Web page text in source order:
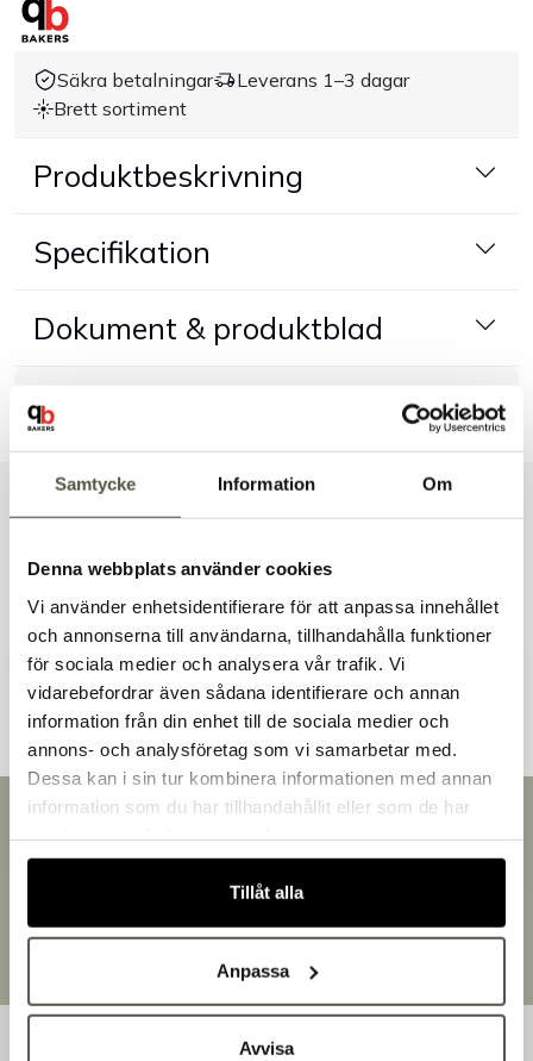
Samtycke Information Om
Denna webbplats använder cookies
Vi använder enhetsidentifierare för att anpassa innehållet
och annonserna till användarna, tillhandahålla funktioner
för sociala medier och analysera vår trafik. Vi
vidarebefordrar även sådana identifierare och annan
information från din enhet till de sociala medier och
annons- och analysföretag som vi samarbetar med.
Dessa kan i sin tur kombinera informationen med annan
information som du har tillhandahållit eller som de har
Tillåt alla
Anpassa
Avvisa
Varumärken
Kundtjänst
Kontakt
Säkra betalningar
Leverans 1–3 dagar
Brett sortiment
Produktbeskrivning
Specifikation
Dokument & produktblad
Tillbehör & kompatibla produkter
Liknande produkter
Andra kunder tittade även på
Snabb leverans
Leverans inom 3-5 arbetsdagar.
Över 30 000 produkter
Egen produktion
Designat och tillverkat i Småland
Välkommen till Bakers!
Handlar du som företag eller privatperson?
Fortsätt som privatperson